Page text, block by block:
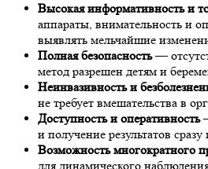
Высокая информативность и
аппараты, внимательность и
выявлять мельчайшие
Полная безопасность—
метод разрешен детям и
Неинвазивность и
не требует вмешательства в
Доступность и оперативность
и получение результатов
Возможность многократного
для динамического